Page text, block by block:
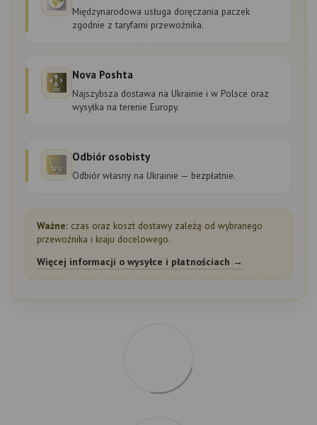
Międzynarodowa usługa doręczania paczek
zgodnie z taryfami przewoźnika.
Nova Poshta
Najszybsza dostawa na Ukrainie i w Polsce oraz
wysyłka na terenie Europy.
Odbiór osobisty
Odbiór własny na Ukrainie — bezpłatnie.
Ważne: czas oraz koszt dostawy zależą od wybranego
przewoźnika i kraju docelowego.
Więcej informacji o wysyłce i płatnościach →